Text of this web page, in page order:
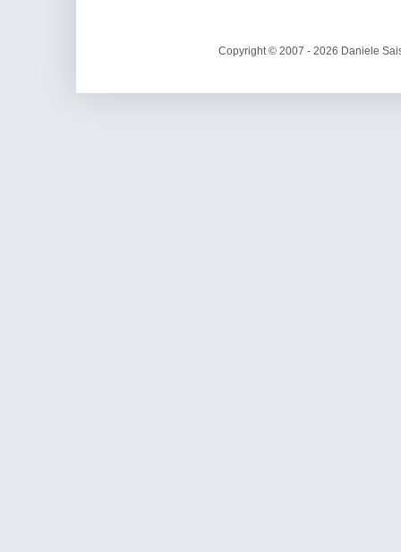
Copyright © 2007 - 2026 Daniele